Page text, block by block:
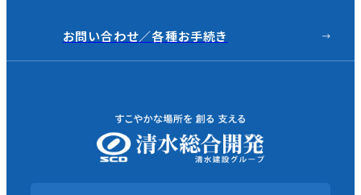
お問い合わせ／各種お手続き